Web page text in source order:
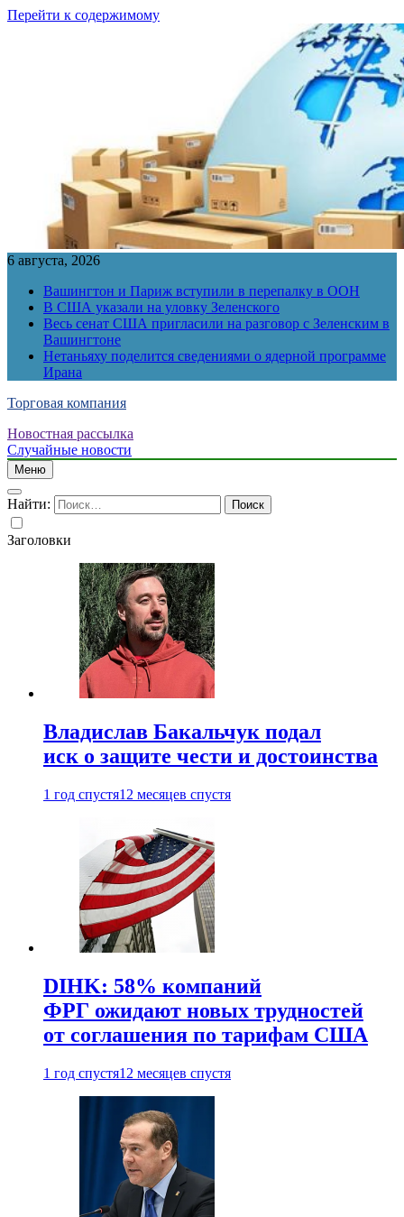
Перейти к содержимому
6 августа, 2026
Вашингтон и Париж вступили в перепалку в ООН
В США указали на уловку Зеленского
Весь сенат США пригласили на разговор с Зеленским в
Вашингтоне
Нетаньяху поделится сведениями о ядерной программе
Ирана
Торговая компания
Новостная рассылка
Случайные новости
Меню
Найти:
Заголовки
Владислав Бакальчук подал
иск о защите чести и достоинства
1 год спустя12 месяцев спустя
DIHK: 58% компаний
ФРГ ожидают новых трудностей
от соглашения по тарифам США
1 год спустя12 месяцев спустя